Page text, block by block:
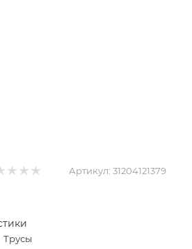
Артикул: 31204121379
Трусы